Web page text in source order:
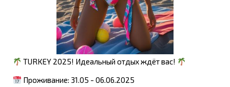
TURKEY 2025! Идеальный отдых ждёт вас!
Проживание: 31.05 - 06.06.2025